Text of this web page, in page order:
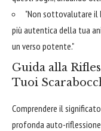
"Non sottovalutare il
più autentica della tua
un verso potente."
Guida alla
Tuoi
Comprendere il
profonda auto-